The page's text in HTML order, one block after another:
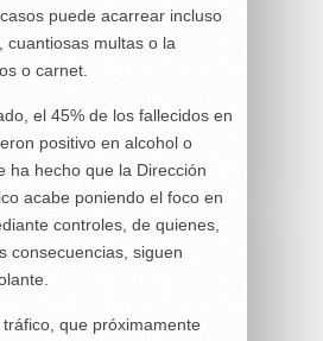
puede acarrear incluso
cuantiosas multas o la
o carnet.
el 45% de los fallecidos en
positivo en alcohol o
ha hecho que la Dirección
acabe poniendo el foco en
controles, de quienes,
consecuencias, siguen
que próximamente